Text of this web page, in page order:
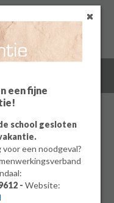
een fijne
school gesloten
een noodgeval?
- Website:
of e-
mogelijk
heeft